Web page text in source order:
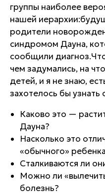
группы наиболее
нашей
родители
синдромом Дауна,
сообщили
чем задумались, на
детей, и я не знаю,
захотелось бы
Каково это —
Дауна?
Насколько это
«обычного»
Сталкиваются ли
Можно ли
болезнь?